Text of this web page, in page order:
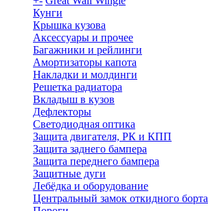
Кунги
Крышка кузова
Аксессуары и прочее
Багажники и рейлинги
Амортизаторы капота
Накладки и молдинги
Решетка радиатора
Вкладыш в кузов
Дефлекторы
Светодиодная оптика
Защита двигателя, РК и КПП
Защита заднего бампера
Защита переднего бампера
Защитные дуги
Лебёдка и оборудование
Центральный замок откидного борта